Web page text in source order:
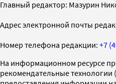
Главный редактор: Мазурин
Адрес электронной почты
Номер телефона редакции: +7
На информационном ресурсе
рекомендательные